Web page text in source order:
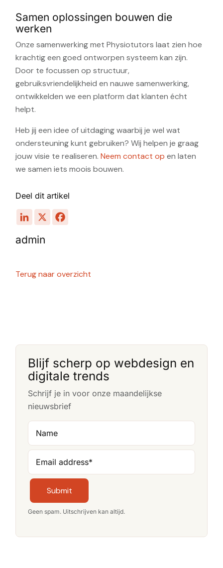
Samen oplossingen bouwen die
werken
Onze samenwerking met Physiotutors laat zien hoe
krachtig een goed ontworpen systeem kan zijn.
Door te focussen op structuur,
gebruiksvriendelijkheid en nauwe samenwerking,
ontwikkelden we een platform dat klanten écht
helpt.
Heb jij een idee of uitdaging waarbij je wel wat
ondersteuning kunt gebruiken? Wij helpen je graag
jouw visie te realiseren.Neem contact op en laten
we samen iets moois bouwen.
Deel dit artikel
admin
Terug naar overzicht
Blijf scherp op webdesign en
digitale trends
Schrijf je in voor onze maandelijkse
nieuwsbrief
Name
Email address*
Submit
Geen spam. Uitschrijven kan altijd.